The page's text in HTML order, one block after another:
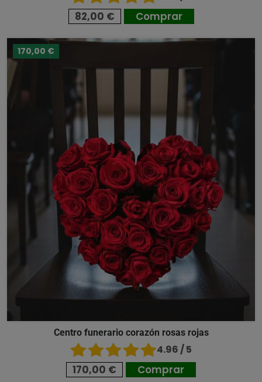
82,00 € Comprar
170,00 €
Centro funerario corazón rosas rojas
4.96 / 5
170,00 € Comprar